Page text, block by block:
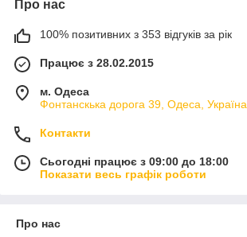
Про нас
100% позитивних з 353 відгуків за рік
Працює з 28.02.2015
м. Одеса
Фонтанскька дорога 39, Одеса, Україна
Контакти
Сьогодні працює з 09:00 до 18:00
Показати весь графік роботи
Про нас